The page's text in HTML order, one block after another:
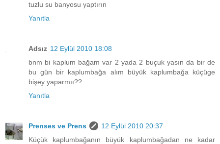
tuzlu su banyosu yaptırın
Yanıtla
Adsız 12 Eylül 2010 18:08
bnm bi kaplum bağam var 2 yada 2 buçuk yasın da bir de
bu gün bir kaplumbağa alım büyük kaplumbağa küçüge
bişey yaparmıı??
Yanıtla
Prenses ve Prens
12 Eylül 2010 20:37
Küçük kaplumbağanın büyük kaplumbağadan ne kadar